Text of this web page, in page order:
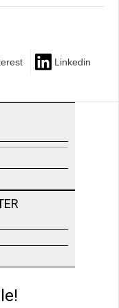
Linkedin